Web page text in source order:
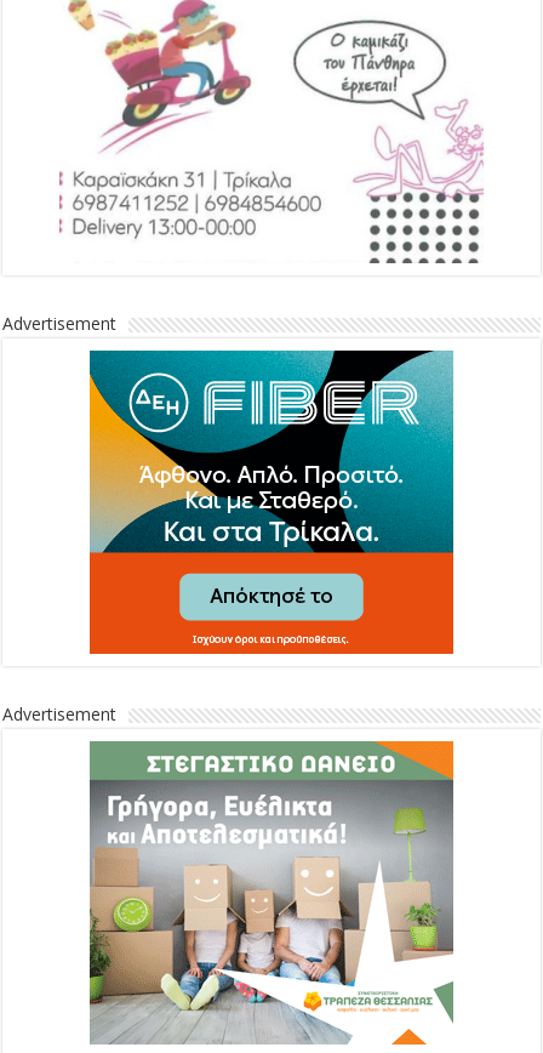
Advertisement
Advertisement